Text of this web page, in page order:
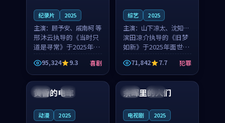
纪录片 2025
主演： 顾予安、戚南柯 等
邢沐云执导的《当时只
道是寻常》于2025年面
世，泰国的城市气质与
母女情深的人物心境共
同构筑了影片基调。顾
予安、戚南柯用细腻的
表演撑起整部喜剧电
95,324 9.3 喜剧
综艺 2025
主演： 山下凉太、沈知韵
等
滨田凉介执导的《旧梦
如新》于2025年面世，
中国台湾的城市气质与
异国相遇的人物心境共
同构筑了影片基调。山
下凉太、沈知韵用细腻
的表演撑起整部犯罪
71,842 7.7 犯罪
日本 4K
黄昏的电车
动漫 2025
泰国 完结
余晖里的人们
电视剧 2025